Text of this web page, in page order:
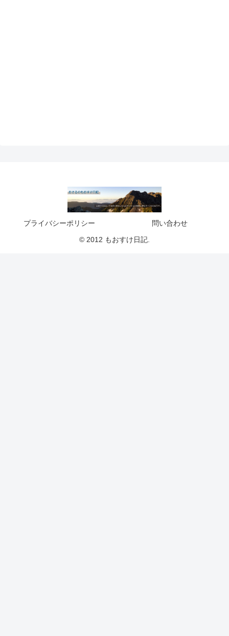
プライバシーポリシー
問い合わせ
© 2012 もおすけ日記.